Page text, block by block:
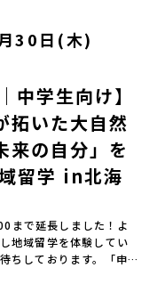
状況や参加人数によ
。参加概要【開催場
程】7月4日（土）〜7
（金） 18:30～20:00に
する予定です。必ず参
4日(土) 12：00 JR有田
配ください。【解散場
対象】中学2年生、中
郡有田町）※地域みらい
ス）です。※1室1名で
旅行代金に含まれる費
宿泊費（1泊分）・プロ
の食事代*以下の費用は
往復交通費・お土産代
募集人数】最大5名（お
者決定】お申し込み多
て広く知られていま
語「ピラ・ウトゥル」
ました。見上げるほど
）」の景色は絶景！日
、和牛がのんびりと過
ある、ヤマメやニジマ
では見ることのできな
ます。さらに、源義経
ている地域で、義経を
と日本の歴史を交差す
育まれた「アイヌ文
とした北部周辺で、先
育まれてきた文化で
」や、自然界のあらゆ
祭りや家庭での行事な
る刺繍（ししゅう）、
30日(木)
中学生向け】
拓いた大自然
来の自分」を
留学 in北海
まで延長しました！よ
地域留学を体験してい
ちしております。「申
う方も、この機会にぜ